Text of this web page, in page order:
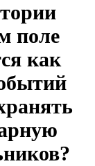
поле
как